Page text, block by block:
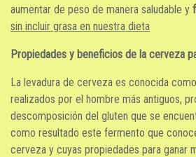
aumentar de peso de manera saludable y
sin incluir grasa en nuestra dieta
Propiedades y beneficios de la cerveza
La levadura de cerveza es conocida
realizados por el hombre más antiguos,
descomposición del gluten que se
como resultado este fermento que
cerveza y cuyas propiedades para ganar